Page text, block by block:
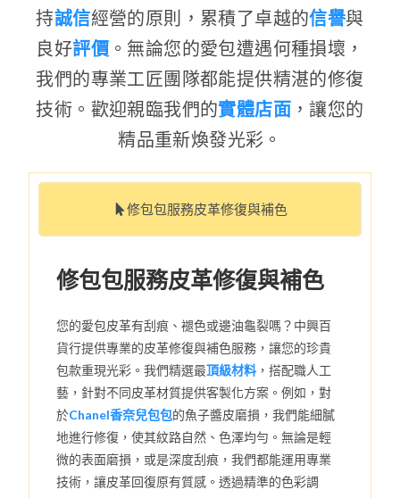
持誠信經營的原則，累積了卓越的信譽與
良好評價 。無論您的愛包遭遇何種損壞，
我們的專業工匠團隊都能提供精湛的修復
技術。歡迎親臨我們的實體店面 ，讓您的
精品重新煥發光彩。
修包包服務皮革修復與補色
修包包服務皮革修復與補色
您的愛包皮革有刮痕、褪色或邊油龜裂嗎？中興百
貨行提供專業的皮革修復與補色服務，讓您的珍貴
包款重現光彩。我們精選最頂級材料 ，搭配職人工
藝，針對不同皮革材質提供客製化方案。例如，對
於Chanel香奈兒包包的魚子醬皮磨損，我們能細膩
地進行修復，使其紋路自然、色澤均勻。無論是輕
微的表面磨損，或是深度刮痕，我們都能運用專業
技術，讓皮革回復原有質感。透過精準的色彩調